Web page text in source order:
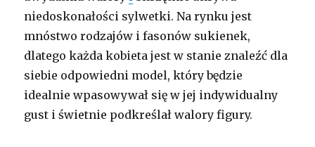
niedoskonałości sylwetki. Na rynku jest
mnóstwo rodzajów i fasonów sukienek,
dlatego każda kobieta jest w stanie znaleźć dla
siebie odpowiedni model, który będzie
idealnie wpasowywał się w jej indywidualny
gust i świetnie podkreślał walory figury.